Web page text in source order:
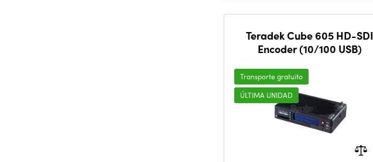
Teradek Cube 605 HD-SDI
Encoder (10/100 USB)
Transporte gratuito
ÚLTIMA UNIDAD